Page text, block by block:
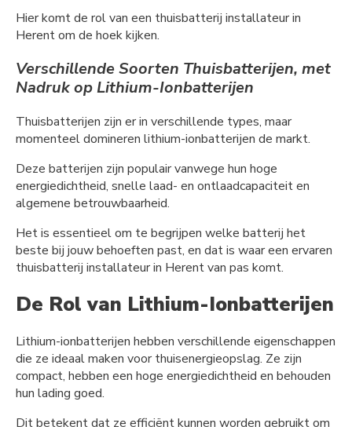
Hier komt de rol van een thuisbatterij installateur in
Herent om de hoek kijken.
Verschillende Soorten Thuisbatterijen, met
Nadruk op Lithium-Ionbatterijen
Thuisbatterijen zijn er in verschillende types, maar
momenteel domineren lithium-ionbatterijen de markt.
Deze batterijen zijn populair vanwege hun hoge
energiedichtheid, snelle laad- en ontlaadcapaciteit en
algemene betrouwbaarheid.
Het is essentieel om te begrijpen welke batterij het
beste bij jouw behoeften past, en dat is waar een ervaren
thuisbatterij installateur in Herent van pas komt.
De Rol van Lithium-Ionbatterijen
Lithium-ionbatterijen hebben verschillende eigenschappen
die ze ideaal maken voor thuisenergieopslag. Ze zijn
compact, hebben een hoge energiedichtheid en behouden
hun lading goed.
Dit betekent dat ze efficiënt kunnen worden gebruikt om